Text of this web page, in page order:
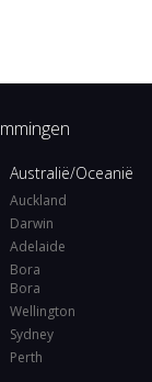
Australië/Oceanië
Auckland
Darwin
Adelaide
Bora
Bora
Wellington
Sydney
Perth